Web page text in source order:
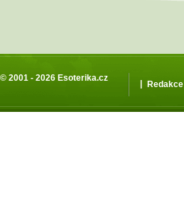
© 2001 - 2026 Esoterika.cz
| Redakce